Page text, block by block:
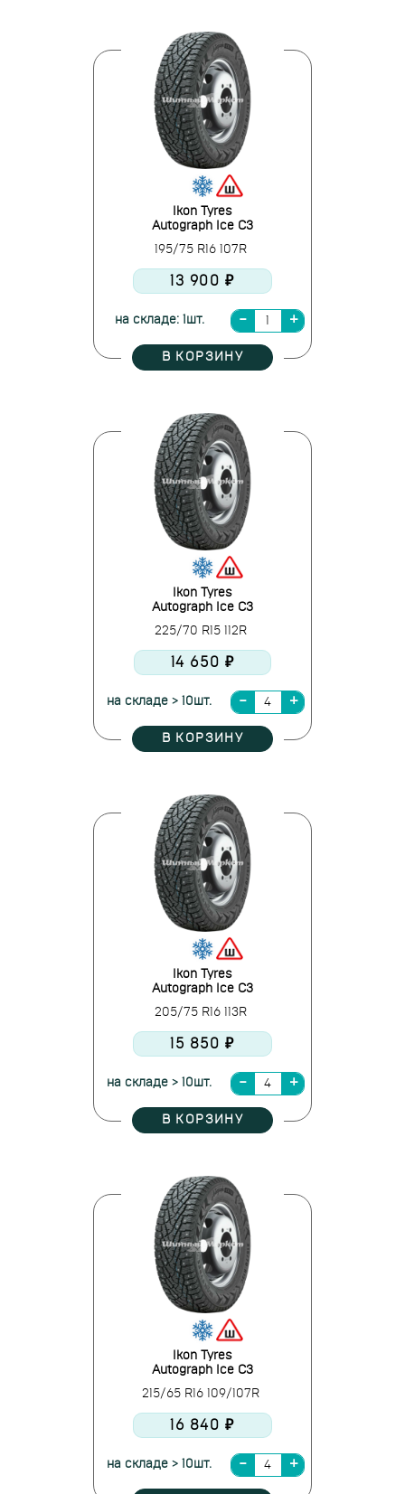
Ikon Tyres
Autograph Ice C3
195/75 R16 107R
13 900 ₽
на складе: 1шт.
В КОРЗИНУ
Ikon Tyres
Autograph Ice C3
225/70 R15 112R
14 650 ₽
на складе > 10шт.
В КОРЗИНУ
Ikon Tyres
Autograph Ice C3
205/75 R16 113R
15 850 ₽
на складе > 10шт.
В КОРЗИНУ
Ikon Tyres
Autograph Ice C3
215/65 R16 109/107R
16 840 ₽
на складе > 10шт.